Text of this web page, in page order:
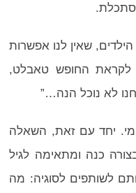
שאין לנו אפשרות
לקראת החופש טאבלט,
לא נוכל הנה…”
יחד עם זאת, השאלה
כנה ומתאימה לגיל
לשותפים לסוגיה: מה